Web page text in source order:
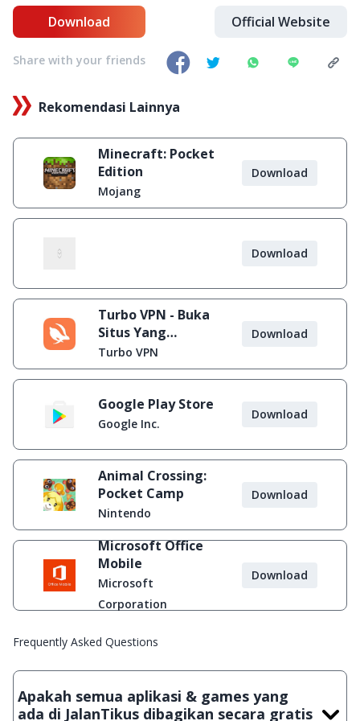
Download Official Website
Share with your friends
Rekomendasi Lainnya
Minecraft: Pocket
Edition
Mojang
Download
Download
Turbo VPN - Buka
Situs Yang
Diblokir
Turbo VPN
Download
Google Play Store
Google Inc.
Download
Animal Crossing:
Pocket Camp
Nintendo
Download
Microsoft Office
Mobile
Microsoft
Corporation
Download
Frequently Asked Questions
Apakah semua aplikasi & games yang
ada di JalanTikus dibagikan secara gratis